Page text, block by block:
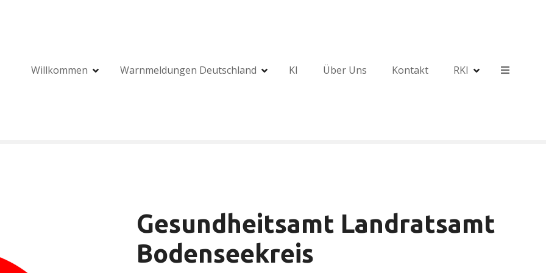
Willkommen Warnmeldungen Deutschland KI Über Uns Kontakt RKI
Gesundheitsamt Landratsamt
Bodenseekreis